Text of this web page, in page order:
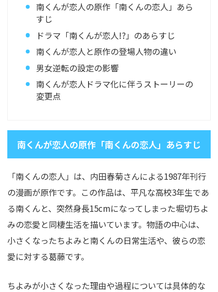
南くんが恋人の原作「南くんの恋人」あら
すじ
ドラマ「南くんが恋人!?」のあらすじ
南くんが恋人と原作の登場人物の違い
男女逆転の設定の影響
南くんが恋人ドラマ化に伴うストーリーの
変更点
南くんが恋人の原作「南くんの恋人」あらすじ
「南くんの恋人」は、内田春菊さんによる1987年刊行
の漫画が原作です。この作品は、平凡な高校3年生であ
る南くんと、突然身長15cmになってしまった堀切ちよ
みの恋愛と同棲生活を描いています。物語の中心は、
小さくなったちよみと南くんの日常生活や、彼らの恋
愛に対する葛藤です。
ちよみが小さくなった理由や過程については具体的な